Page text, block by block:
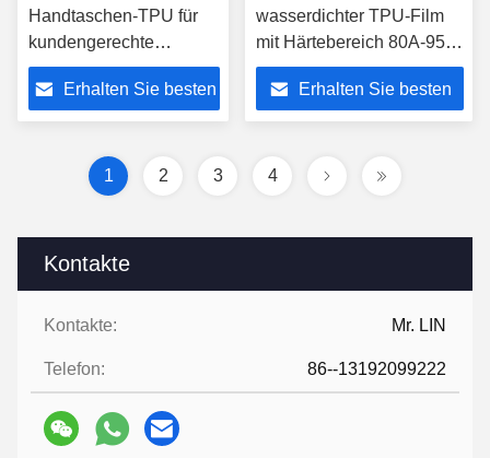
Kontakte
Kontakte: Mr. LIN
Telefon: 86--13192099222
Handtaschen-TPU für
kundengerechte
Anwendung 80A für
aufblasbares Kissen-
Material
Erhalten Sie besten
wasserdichter TPU-Film
mit Härtebereich 80A-95A
MOQ 500Yards
Erhalten Sie besten
1 2 3 4